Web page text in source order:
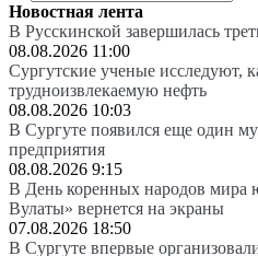
Новостная лента
В Русскинской завершилась
08.08.2026 11:00
Сургутские ученые исследуют,
трудноизвлекаемую нефть
08.08.2026 10:03
В Сургуте появился еще один
предприятия
08.08.2026 9:15
В День коренных народов мира
Вулаты» вернется на экраны
07.08.2026 18:50
В Сургуте впервые